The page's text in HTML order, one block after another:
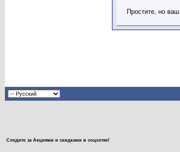
Простите, но
Следите за Акциями и скидками в соцсетях!